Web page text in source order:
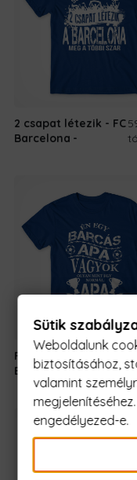
2 csapat létezik - FC
Barcelona
Focista Apa - FC
Barcelona
Sütik
Weboldalunk
biztosításához,
valamint
engedélyezed-e.